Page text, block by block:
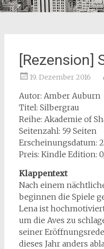
[Rezension]
19. Dezember 2016
Autor: Amber Auburn
Titel: Silbergrau
Reihe: Akademie of
Seitenzahl: 59 Seiten
Erscheinungsdatum:
Preis: Kindle Edition:
Klappentext
Nach einem
beginnen die Spiele
Lena ist
um die Aves zu
seiner
dieses Jahr anders